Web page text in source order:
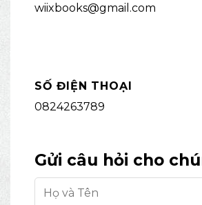
wiixbooks@gmail.com
SỐ ĐIỆN THOẠI
0824263789
Gửi câu hỏi cho